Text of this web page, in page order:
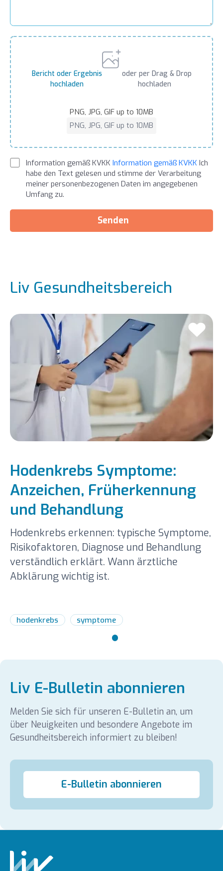
Bericht oder Ergebnis
hochladen
oder per Drag & Drop
hochladen
PNG, JPG, GIF up to 10MB
PNG, JPG, GIF up to 10MB
Information gemäß KVKK Information gemäß KVKK Ich
habe den Text gelesen und stimme der Verarbeitung
meiner personenbezogenen Daten im angegebenen
Umfang zu.
Senden
Liv Gesundheitsbereich
Hodenkrebs Symptome:
Anzeichen, Früherkennung
und Behandlung
Hodenkrebs erkennen: typische Symptome,
Risikofaktoren, Diagnose und Behandlung
verständlich erklärt. Wann ärztliche
Abklärung wichtig ist.
hodenkrebs symptome
Liv E-Bulletin abonnieren
Melden Sie sich für unseren E-Bulletin an, um
über Neuigkeiten und besondere Angebote im
Gesundheitsbereich informiert zu bleiben!
E-Bulletin abonnieren